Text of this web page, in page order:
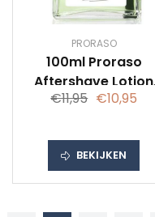
PRORASO
100ml Proraso
Aftershave Lotion
Eucalyptus Menthol
€11,95 €10,95
BEKIJKEN